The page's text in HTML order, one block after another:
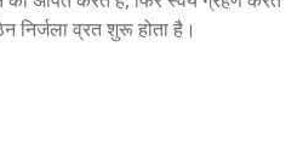
निर्जला व्रत शुरू होता है।